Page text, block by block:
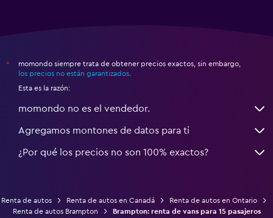
*
momondo siempre trata de obtener precios exactos, sin embargo,
los precios no están garantizados.
Esta es la razón:
momondo no es el vendedor.
Agregamos montones de datos para ti
¿Por qué los precios no son 100% exactos?
Renta de autos Renta de autos en Canadá
Renta de autos en Ontario
Renta de autos Brampton
Brampton: renta de vans para 15 pasajeros